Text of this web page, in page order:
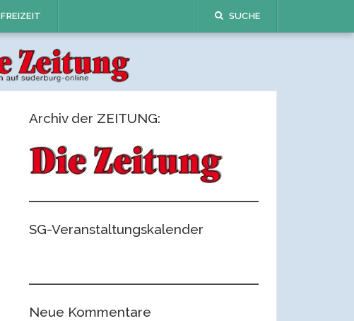
FREIZEIT SUCHE
Archiv der ZEITUNG:
SG-Veranstaltungskalender
Neue Kommentare